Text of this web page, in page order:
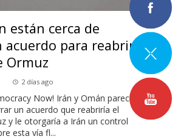
están cerca de
acuerdo para reabrir el
Ormuz
2 días ago
Now! Irán y Omán parecen
un acuerdo que reabriría el
y le otorgaría a Irán un control
esta vía fl...